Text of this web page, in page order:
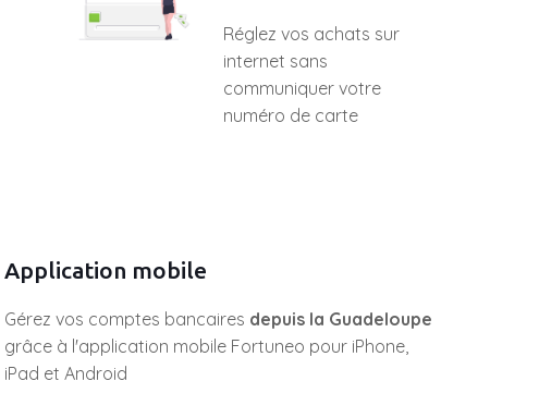
Réglez vos achats sur
internet sans
communiquer votre
numéro de carte
Application mobile
Gérez vos comptes bancaires depuis la Guadeloupe
grâce à l'application mobile Fortuneo pour iPhone,
iPad et Android